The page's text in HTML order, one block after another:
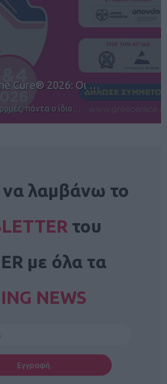
Άνοιγμα ε…
Ρόδο
λαμβάνω το
του
με όλα τα
NEWS